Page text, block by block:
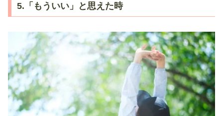
5.「もういい」と思えた時